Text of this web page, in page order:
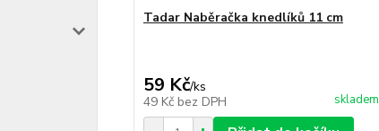
Tadar Naběračka knedlíků 11 cm
59 Kč/ks
49 Kč bez DPH skladem